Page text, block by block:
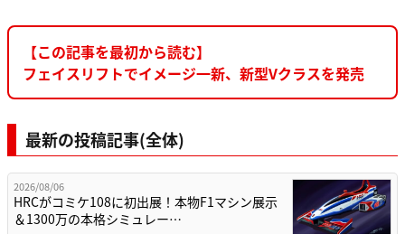
【この記事を最初から読む】
フェイスリフトでイメージ一新、新型Vクラスを発売
最新の投稿記事(全体)
2026/08/06
HRCがコミケ108に初出展！本物F1マシン展示
＆1300万の本格シミュレー…